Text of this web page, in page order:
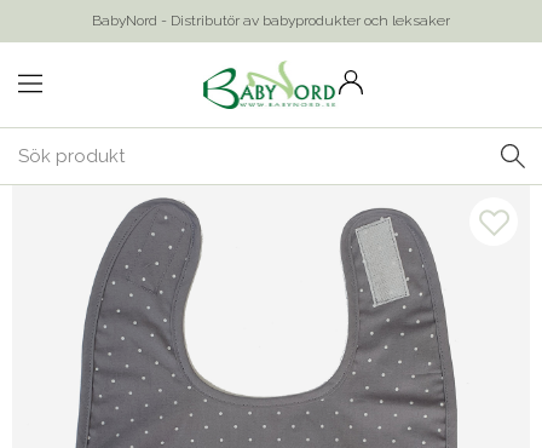
BabyNord - Distributör av babyprodukter och leksaker